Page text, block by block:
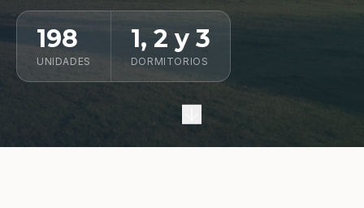
198
UNIDADES
1, 2 y 3
DORMITORIOS